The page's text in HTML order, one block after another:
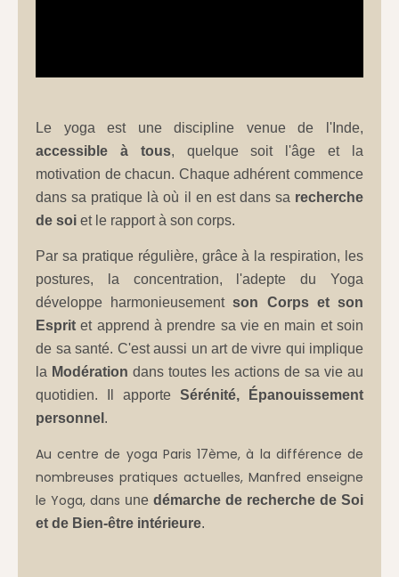
Le yoga est une discipline venue de l'Inde,
accessible à tous, quelque soit l'âge et la
motivation de chacun. Chaque adhérent commence
dans sa pratique là où il en est dans sa recherche
de soi et le rapport à son corps.
Par sa pratique régulière, grâce à la respiration, les
postures, la concentration, l'adepte du Yoga
développe harmonieusementson Corps et son
Esprit et apprend à prendre sa vie en main et soin
de sa santé. C'est aussi un art de vivre qui implique
la Modération dans toutes les actions de sa vie au
quotidien. Il apporte Sérénité, Épanouissement
personnel .
Au centre de yoga Paris 17ème, à la différence de
nombreuses pratiques actuelles, Manfred enseigne
le Yoga, dans une démarche de recherche de Soi
et de Bien-être intérieure.